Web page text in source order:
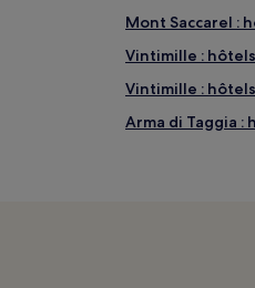
Mont Saccarel :
Vintimille :
Vintimille : hôtels
Arma di Taggia :